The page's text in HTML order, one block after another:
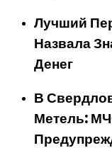
Лучший
Назвала
Денег
В
Метель: